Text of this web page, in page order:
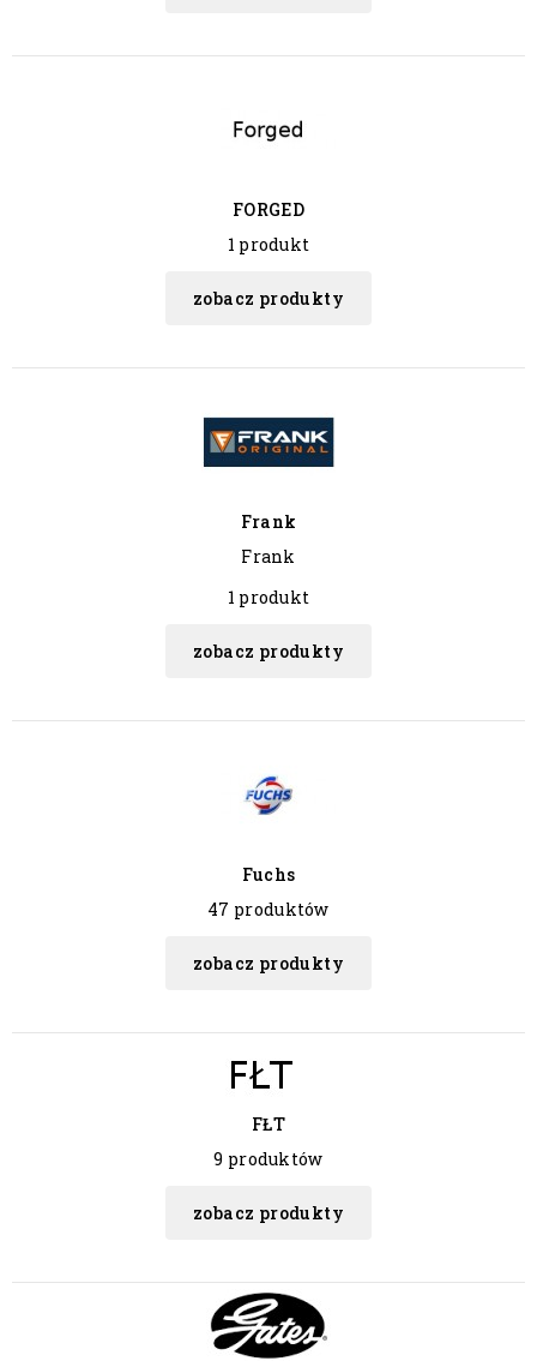
FORGED
1 produkt
zobacz produkty
Frank
Frank
1 produkt
zobacz produkty
Fuchs
47 produktów
zobacz produkty
FŁT
9 produktów
zobacz produkty